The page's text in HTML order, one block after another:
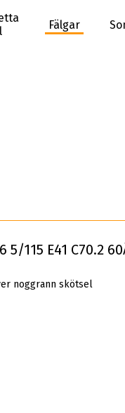
Fälgar
5/115 E41 C70.2
noggrann skötsel